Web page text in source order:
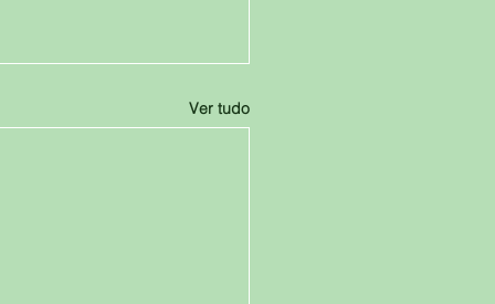
Ver tudo